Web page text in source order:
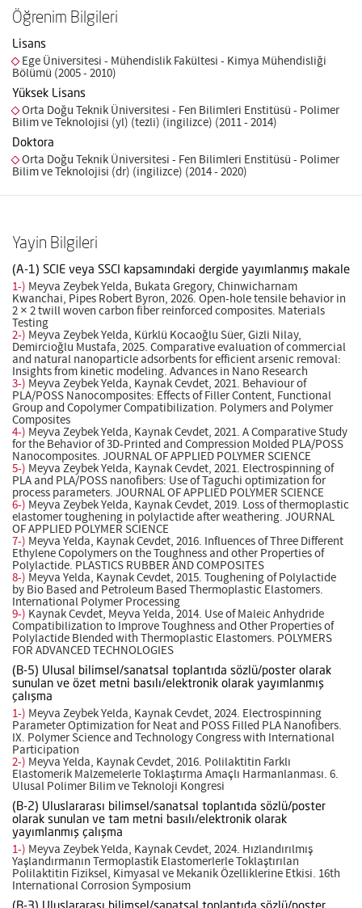
Öğrenim Bilgileri
Lisans
Ege Üniversitesi - Mühendislik Fakültesi - Kimya Mühendisliği
Bölümü (2005 - 2010)
Yüksek Lisans
Orta Doğu Teknik Üniversitesi - Fen Bilimleri Enstitüsü - Polimer
Bilim ve Teknolojisi (yl) (tezli) (ingilizce) (2011 - 2014)
Doktora
Orta Doğu Teknik Üniversitesi - Fen Bilimleri Enstitüsü - Polimer
Bilim ve Teknolojisi (dr) (ingilizce) (2014 - 2020)
Yayin Bilgileri
(A-1) SCIE veya SSCI kapsamındaki dergide yayımlanmış makale
1-) Meyva Zeybek Yelda, Bukata Gregory, Chinwicharnam
Kwanchai, Pipes Robert Byron, 2026. Open-hole tensile behavior in
2 × 2 twill woven carbon fiber reinforced composites. Materials
Testing
2-) Meyva Zeybek Yelda, Kürklü Kocaoğlu Süer, Gizli Nilay,
Demircioğlu Mustafa, 2025. Comparative evaluation of commercial
and natural nanoparticle adsorbents for efficient arsenic removal:
Insights from kinetic modeling. Advances in Nano Research
3-) Meyva Zeybek Yelda, Kaynak Cevdet, 2021. Behaviour of
PLA/POSS Nanocomposites: Effects of Filler Content, Functional
Group and Copolymer Compatibilization. Polymers and Polymer
Composites
4-) Meyva Zeybek Yelda, Kaynak Cevdet, 2021. A Comparative Study
for the Behavior of 3D-Printed and Compression Molded PLA/POSS
Nanocomposites. JOURNAL OF APPLIED POLYMER SCIENCE
5-) Meyva Zeybek Yelda, Kaynak Cevdet, 2021. Electrospinning of
PLA and PLA/POSS nanofibers: Use of Taguchi optimization for
process parameters. JOURNAL OF APPLIED POLYMER SCIENCE
6-) Meyva Zeybek Yelda, Kaynak Cevdet, 2019. Loss of thermoplastic
elastomer toughening in polylactide after weathering. JOURNAL
OF APPLIED POLYMER SCIENCE
7-) Meyva Yelda, Kaynak Cevdet, 2016. Influences of Three Different
Ethylene Copolymers on the Toughness and other Properties of
Polylactide. PLASTICS RUBBER AND COMPOSITES
8-) Meyva Yelda, Kaynak Cevdet, 2015. Toughening of Polylactide
by Bio Based and Petroleum Based Thermoplastic Elastomers.
International Polymer Processing
9-) Kaynak Cevdet, Meyva Yelda, 2014. Use of Maleic Anhydride
Compatibilization to Improve Toughness and Other Properties of
Polylactide Blended with Thermoplastic Elastomers. POLYMERS
FOR ADVANCED TECHNOLOGIES
(B-5) Ulusal bilimsel/sanatsal toplantıda sözlü/poster olarak
sunulan ve özet metni basılı/elektronik olarak yayımlanmış
çalışma
1-) Meyva Zeybek Yelda, Kaynak Cevdet, 2024. Electrospinning
Parameter Optimization for Neat and POSS Filled PLA Nanofibers.
IX. Polymer Science and Technology Congress with International
Participation
2-) Meyva Yelda, Kaynak Cevdet, 2016. Polilaktitin Farklı
Elastomerik Malzemelerle Toklaştırma Amaçlı Harmanlanması. 6.
Ulusal Polimer Bilim ve Teknoloji Kongresi
(B-2) Uluslararası bilimsel/sanatsal toplantıda sözlü/poster
olarak sunulan ve tam metni basılı/elektronik olarak
yayımlanmış çalışma
1-) Meyva Zeybek Yelda, Kaynak Cevdet, 2024. Hızlandırılmış
Yaşlandırmanın Termoplastik Elastomerlerle Toklaştırılan
Polilaktitin Fiziksel, Kimyasal ve Mekanik Özelliklerine Etkisi. 16th
International Corrosion Symposium